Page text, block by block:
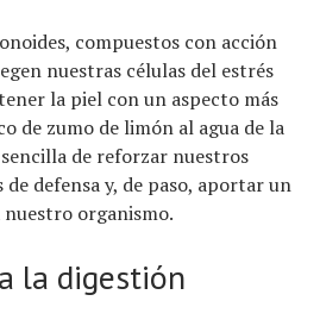
compuestos con acción
nuestras células del estrés
la piel con un aspecto más
de zumo de limón al agua de la
de reforzar nuestros
defensa y, de paso, aportar un
organismo.
la digestión